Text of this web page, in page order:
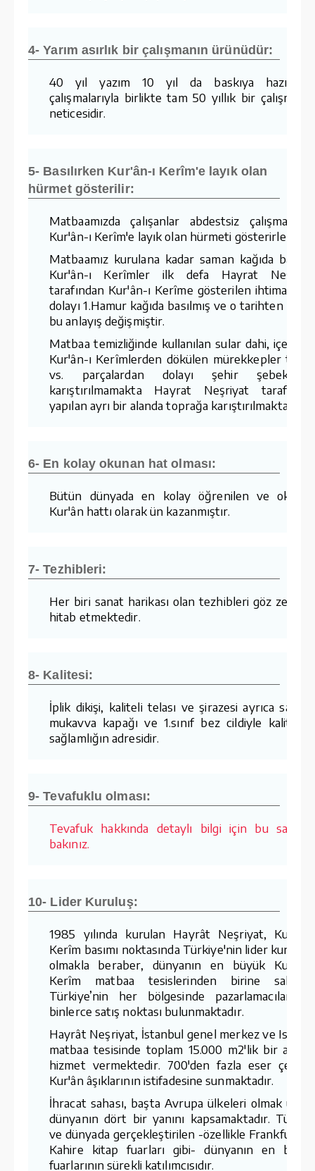
4- Yarım asırlık bir çalışmanın ürünüdür:
40 yıl yazım 10 yıl da baskıya
çalışmalarıyla birlikte tam 50 yıllık bir
neticesidir.
5- Basılırken Kur'ân-ı Kerîm'e layık olan
hürmet gösterilir:
Matbaamızda çalışanlar abdestsiz çalışmaz
Kur'ân-ı Kerîm'e layık olan hürmeti gösterirler.
Matbaamız kurulana kadar saman kağıda
Kur'ân-ı Kerîmler ilk defa Hayrat
tarafından Kur'ân-ı Kerîme gösterilen
dolayı 1.Hamur kağıda basılmış ve o tarihten
bu anlayış değişmiştir.
Matbaa temizliğinde kullanılan sular dahi,
Kur'ân-ı Kerîmlerden dökülen mürekkepler
vs. parçalardan dolayı şehir
karıştırılmamakta Hayrat Neşriyat
yapılan ayrı bir alanda toprağa karıştırılmaktadır.
6- En kolay okunan hat olması:
Bütün dünyada en kolay öğrenilen ve
Kur'ân hattı olarak ün kazanmıştır.
7- Tezhibleri:
Her biri sanat harikası olan tezhibleri göz
hitab etmektedir.
8- Kalitesi:
İplik dikişi, kaliteli telası ve şirazesi ayrıca
mukavva kapağı ve 1.sınıf bez cildiyle kalite
sağlamlığın adresidir.
9- Tevafuklu olması:
Tevafuk hakkında detaylı bilgi için bu
bakınız.
10- Lider Kuruluş:
1985 yılında kurulan Hayrât Neşriyat, Kur'ân-
Kerîm basımı noktasında Türkiye'nin lider
olmakla beraber, dünyanın en büyük Kur'ân-
Kerîm matbaa tesislerinden birine
Türkiye’nin her bölgesinde pazarlamacıları
binlerce satış noktası bulunmaktadır.
Hayrât Neşriyat, İstanbul genel merkez ve
matbaa tesisinde toplam 15.000 m2'lik bir
hizmet vermektedir. 700'den fazla eser
Kur'ân âşıklarının istifadesine sunmaktadır.
İhracat sahası, başta Avrupa ülkeleri olmak
dünyanın dört bir yanını kapsamaktadır.
ve dünyada gerçekleştirilen -özellikle Frankfurt
Kahire kitap fuarları gibi- dünyanın en
fuarlarının sürekli katılımcısıdır.